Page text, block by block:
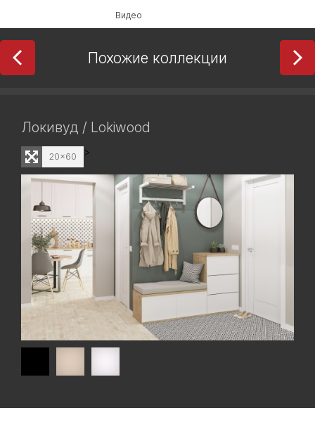
Видео
Похожие коллекции
Локивуд / Lokiwood
>
20x60